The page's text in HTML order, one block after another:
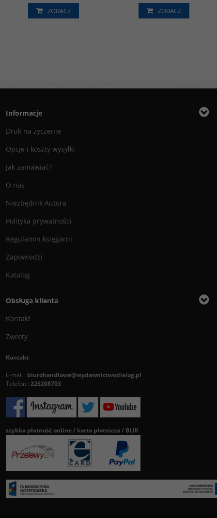
ZOBACZ ZOBACZ
Informacje
Druk na życzenie
Opcje i koszty wysyłki
Jak zamawiać?
O nas
Niezbędnik Autora
Polityka prywatności
Regulamin księgarni
Zapowiedzi
Katalog
Obsługa klienta
Kontakt
Zwroty
Kontakt
E-mail : biurohandlowe@wydawnictwodialog.pl
Telefon : 226208703
szybka płatność online / karta płatnicza / BLIK